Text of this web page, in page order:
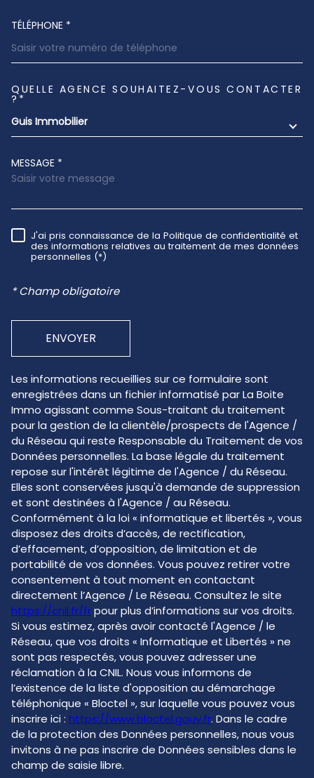
TÉLÉPHONE *
TRAD_MELTEM_VOREDEMANDE
QUELLE AGENCE SOUHAITEZ-VOUS CONTACTER
?*
Guis Immobilier
MESSAGE *
RÈGLEMENTATION
J'ai pris connaissance de la Politique de confidentialité et
des informations relatives au traitement de mes données
personnelles (*)
* Champ obligatoire
ENVOYER
Les informations recueillies sur ce formulaire sont
enregistrées dans un fichier informatisé par La Boite
Immo agissant comme Sous-traitant du traitement
pour la gestion de la clientèle/prospects de l'Agence /
du Réseau qui reste Responsable du Traitement de vos
Données personnelles. La base légale du traitement
repose sur l'intérêt légitime de l'Agence / du Réseau.
Elles sont conservées jusqu'à demande de suppression
et sont destinées à l'Agence / au Réseau.
Conformément à la loi « informatique et libertés », vous
disposez des droits d’accès, de rectification,
d’effacement, d’opposition, de limitation et de
portabilité de vos données. Vous pouvez retirer votre
consentement à tout moment en contactant
directement l’Agence / Le Réseau. Consultez le site
https://cnil.fr/frpour plus d’informations sur vos droits.
Si vous estimez, après avoir contacté l'Agence / le
Réseau, que vos droits « Informatique et Libertés » ne
sont pas respectés, vous pouvez adresser une
réclamation à la CNIL. Nous vous informons de
l’existence de la liste d'opposition au démarchage
téléphonique « Bloctel », sur laquelle vous pouvez vous
inscrire ici : https://www.bloctel.gouv.fr. Dans le cadre
de la protection des Données personnelles, nous vous
invitons à ne pas inscrire de Données sensibles dans le
champ de saisie libre.